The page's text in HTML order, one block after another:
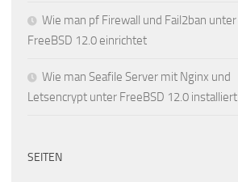
Wie man pf Firewall und Fail2ban unter
FreeBSD 12.0 einrichtet
Wie man Seafile Server mit Nginx und
Letsencrypt unter FreeBSD 12.0 installiert
SEITEN